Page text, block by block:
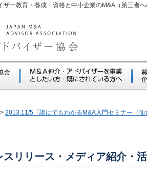
ザー教育・養成・資格と中小企業のM&A（第三者
> 2013.11/5「誰にでもわかるM&A入門セミナー（仙
スリリース・メディア紹介・